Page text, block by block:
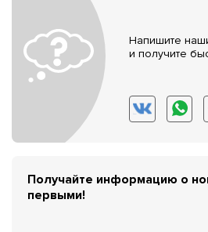
Напишите
и получите
Получайте информацию о
первыми!